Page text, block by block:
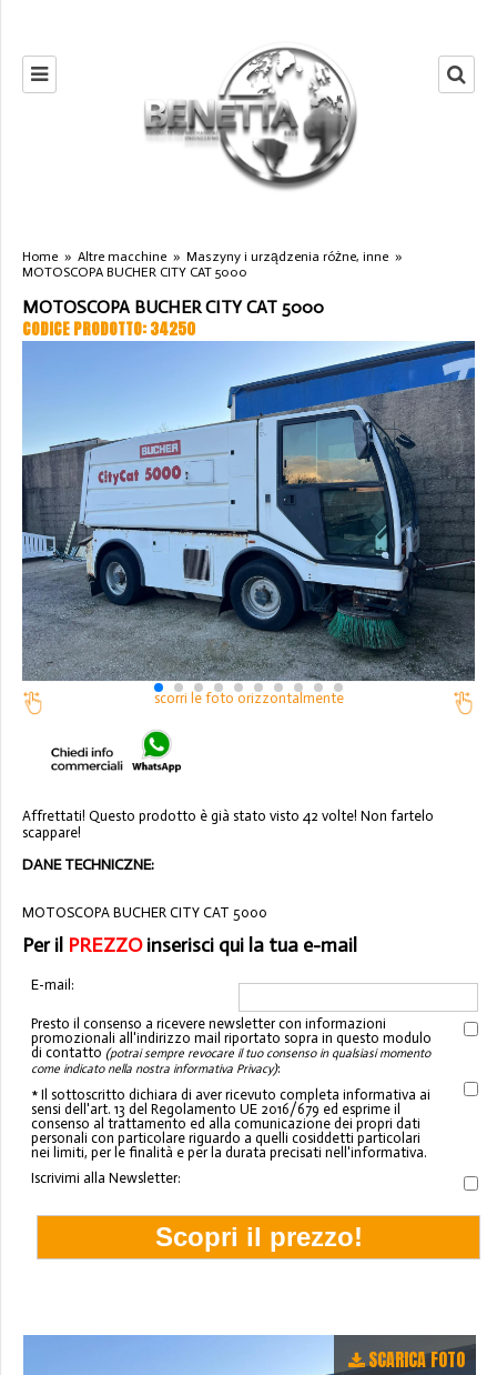
Home » Altre macchine » Maszyny i urządzenia różne, inne »
MOTOSCOPA BUCHER CITY CAT 5000
MOTOSCOPA BUCHER CITY CAT 5000
CODICE PRODOTTO: 34250
scorri le foto orizzontalmente
Affrettati! Questo prodotto è già stato visto 42 volte! Non fartelo
scappare!
DANE TECHNICZNE:
MOTOSCOPA BUCHER CITY CAT 5000
Per il PREZZOinserisci qui la tua e-mail
E-mail:
Presto il consenso a ricevere newsletter con informazioni
promozionali all'indirizzo mail riportato sopra in questo modulo
di contatto (potrai sempre revocare il tuo consenso in qualsiasi momento
come indicato nella nostra informativa Privacy):
* Il sottoscritto dichiara di aver ricevuto completa informativa ai
sensi dell'art. 13 del Regolamento UE 2016/679 ed esprime il
consenso al trattamento ed alla comunicazione dei propri dati
personali con particolare riguardo a quelli cosiddetti particolari
nei limiti, per le finalità e per la durata precisati nell'informativa.
Iscrivimi alla Newsletter:
SCARICA FOTO